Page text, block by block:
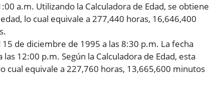
a.m. Utilizando la Calculadora de Edad, se obtiene
lo cual equivale a 277,440 horas, 16,646,400
de diciembre de 1995 a las 8:30 p.m. La fecha
12:00 p.m. Según la Calculadora de Edad, esta
cual equivale a 227,760 horas, 13,665,600 minutos